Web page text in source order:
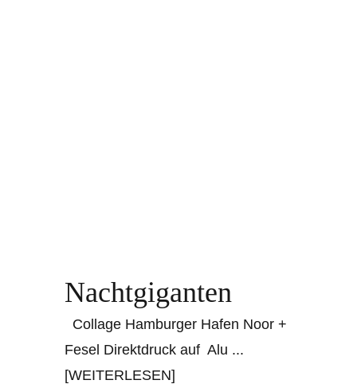
Nachtgiganten
Collage Hamburger Hafen Noor +
Fesel Direktdruck auf Alu ...
[WEITERLESEN]